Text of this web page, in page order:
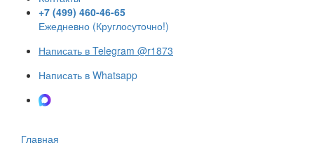
+7 (499) 460-46-65
Ежедневно (Круглосуточно!)
Написать в Telegram @r1873
Написать в Whatsapp
Главная